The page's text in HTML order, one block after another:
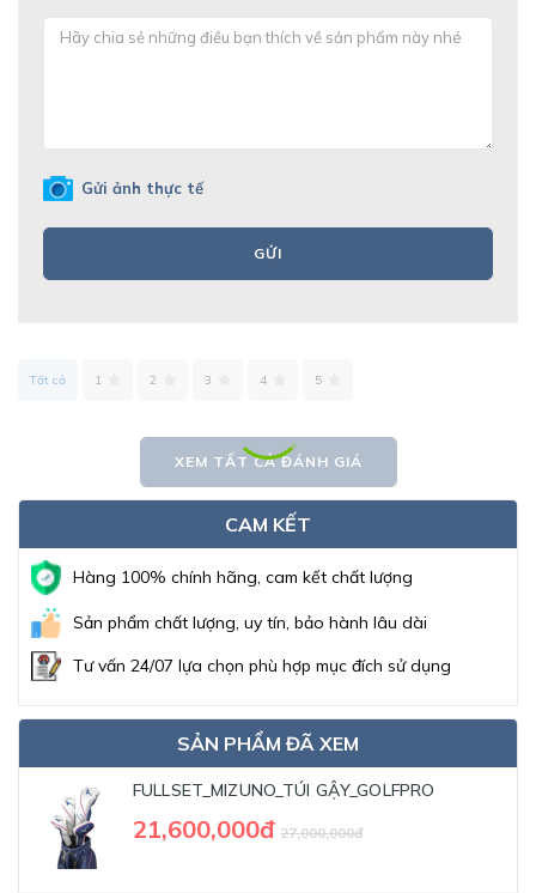
Gửi ảnh thực tế
GỬI
Tất cả 1 2 3 4 5
XEM TẤT CẢ ĐÁNH GIÁ
CAM KẾT
Hàng 100% chính hãng, cam kết chất lượng
Sản phẩm chất lượng, uy tín, bảo hành lâu dài
Tư vấn 24/07 lựa chọn phù hợp mục đích sử dụng
SẢN PHẨM ĐÃ XEM
FULLSET_MIZUNO_TÚI GẬY_GOLFPRO
21,600,000đ 27,000,000đ